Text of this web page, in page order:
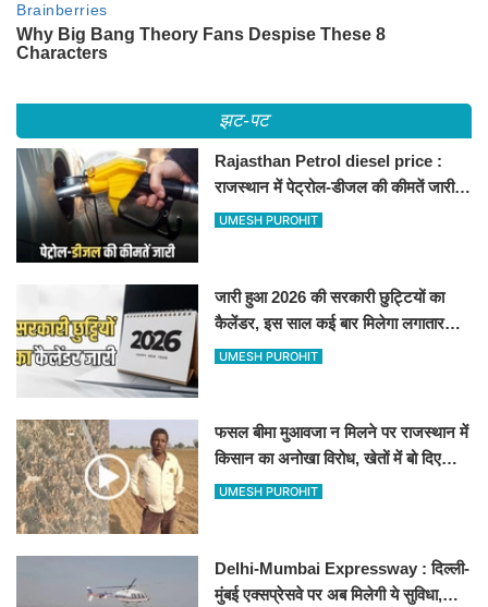
झट-पट
Rajasthan Petrol diesel price :
राजस्थान में पेट्रोल-डीजल की कीमतें जारी,
जानिए बीकानेर समेत पुरे प्रदेश में नए रेट
UMESH PUROHIT
जारी हुआ 2026 की सरकारी छुट्टियों का
कैलेंडर, इस साल कई बार मिलेगा लगातार
अवकाश, देखें
UMESH PUROHIT
फसल बीमा मुआवजा न मिलने पर राजस्थान में
किसान का अनोखा विरोध, खेतों में बो दिए
500-500 रुपए के नोट, वीडियो वायरल
UMESH PUROHIT
Delhi-Mumbai Expressway : दिल्ली-
मुंबई एक्सप्रेसवे पर अब मिलेगी ये सुविधा,